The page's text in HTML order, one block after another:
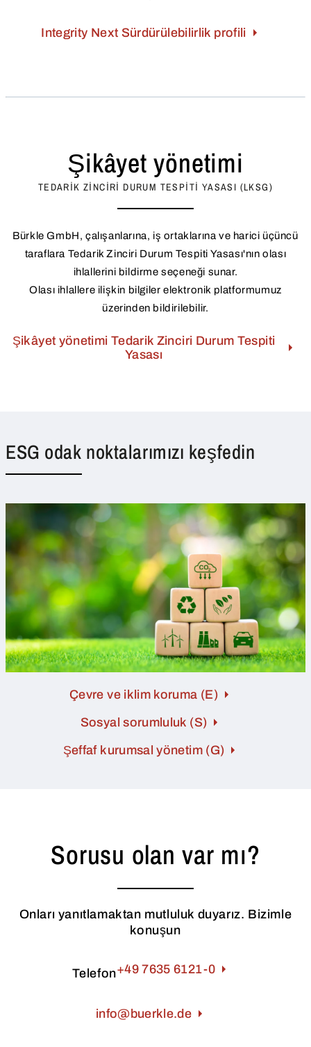
Integrity Next Sürdürülebilirlik profili
Şikâyet yönetimi
TEDARIK ZINCIRI DURUM TESPITI YASASI (LKSG)
Bürkle GmbH, çalışanlarına, iş ortaklarına ve harici üçüncü
taraflara Tedarik Zinciri Durum Tespiti Yasası'nın olası
ihlallerini bildirme seçeneği sunar.
Olası ihlallere ilişkin bilgiler elektronik platformumuz
üzerinden bildirilebilir.
Şikâyet yönetimi Tedarik Zinciri Durum Tespiti
Yasası
ESG odak noktalarımızı keşfedin
Çevre ve iklim koruma (E)
Sosyal sorumluluk (S)
Şeffaf kurumsal yönetim (G)
Sorusu olan var mı?
Onları yanıtlamaktan mutluluk duyarız. Bizimle
konuşun
Telefon+49 7635 6121-0
info@buerkle.de